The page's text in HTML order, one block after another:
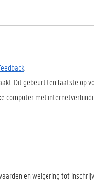
Dit gebeurt ten laatste op
computer met
en weigering tot